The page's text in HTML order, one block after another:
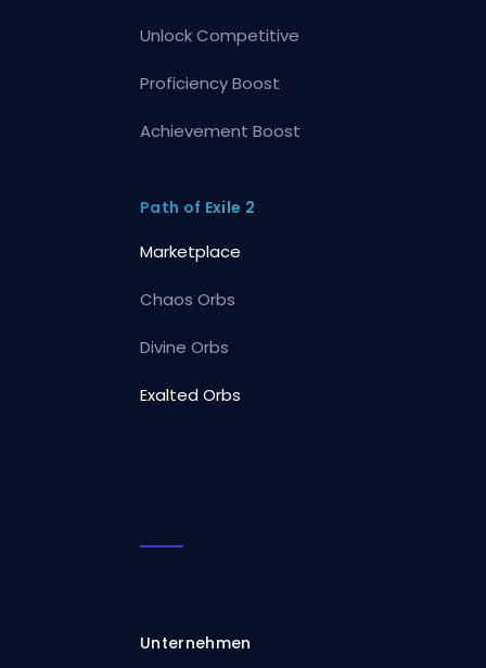
Unlock Competitive
Proficiency Boost
Achievement Boost
Path of Exile 2
Marketplace
Chaos Orbs
Divine Orbs
Exalted Orbs
Unternehmen